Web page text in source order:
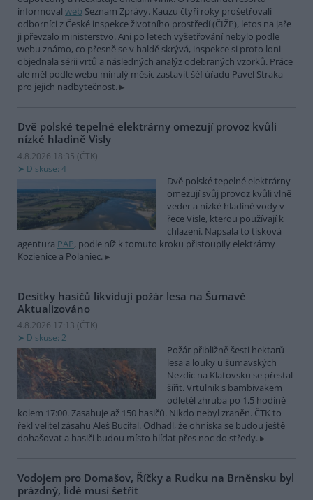
informoval web Seznam Zprávy. Kauzu čtyři roky prošetřovali
odborníci z České inspekce životního prostředí (ČIŽP), letos na jaře
ji převzalo ministerstvo. Ani po letech vyšetřování nebylo podle
webu známo, co přesně se v haldě skrývá, inspekce si proto loni
objednala sérii vrtů a následných analýz odebraných vzorků. Práce
ale měl podle webu minulý měsíc zastavit šéf úřadu Pavel Straka
pro jejich nadbytečnost.
Dvě polské tepelné elektrárny omezují provoz kvůli
nízké hladině Visly
4.8.2026 18:35 (ČTK)
Diskuse: 4
Dvě polské tepelné elektrárny
omezují svůj provoz kvůli vlně
veder a nízké hladině vody v
řece Visle, kterou používají k
chlazení. Napsala to tisková
agentura PAP, podle níž k tomuto kroku přistoupily elektrárny
Kozienice a Polaniec.
Desítky hasičů likvidují požár lesa na Šumavě
Aktualizováno
4.8.2026 17:13 (ČTK)
Diskuse: 2
Požár přibližně šesti hektarů
lesa a louky u šumavských
Nezdic na Klatovsku se přestal
šířit. Vrtulník s bambivakem
odletěl zhruba po 1,5 hodině
kolem 17:00. Zasahuje až 150 hasičů. Nikdo nebyl zraněn. ČTK to
řekl velitel zásahu Aleš Bucifal. Odhadl, že ohniska se budou ještě
dohašovat a hasiči budou místo hlídat přes noc do středy.
Vodojem pro Domašov, Říčky a Rudku na Brněnsku byl
prázdný, lidé musí šetřit